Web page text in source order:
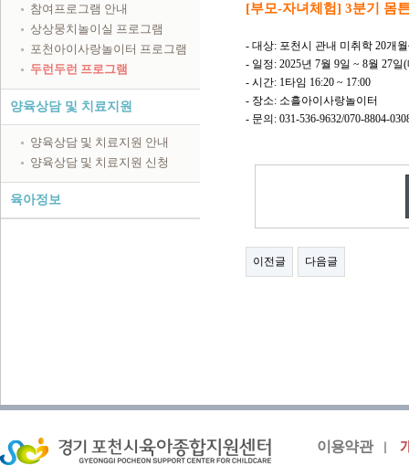
참여프로그램 안내
상상뭉치놀이실 프로그램
포천아이사랑놀이터 프로그램
두런두런 프로그램
양육상담 및 치료지원
양육상담 및 치료지원 안내
양육상담 및 치료지원 신청
육아정보
[부모-자녀체험] 3분기 몸
- 대상: 포천시 관내 미취학 20개
- 일정: 2025년 7월 9일 ~ 8월 27일
- 시간: 1타임 16:20 ~ 17:00
- 장소: 소흘아이사랑놀이터
- 문의: 031-536-9632/070-8804-
이전글 다음글
이용약관